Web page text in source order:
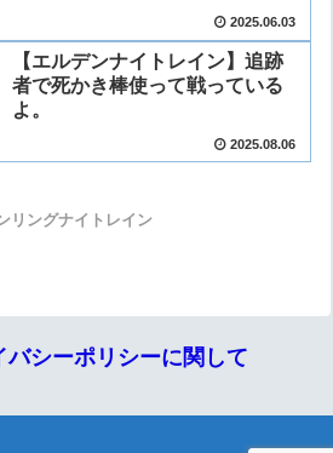
2025.06.03
【エルデンナイトレイン】追跡
者で死かき棒使って戦っている
よ。
2025.08.06
リングナイトレイン
シーポリシーに関して